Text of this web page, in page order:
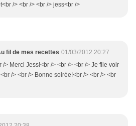
/> <br /> <br /> jess<br />
fil de mes recettes 01/03/2012 20:27
/> Merci Jess!<br /> <br /> <br /> Je file voir
/> <br /> Bonne soirée!<br /> <br /> <br